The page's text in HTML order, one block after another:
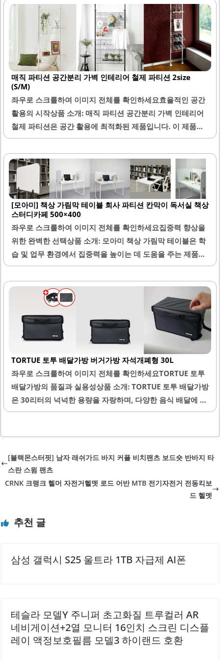
매직 파티션 공간분리 가벽 인테리어 철제 파티션 2size
(S/M)
좌우로 스크롤하여 이미지 전체를 확인하세요효율적인 공간
활용의 시작상품 소개: 매직 파티션 공간분리 가벽 인테리어
철제 파티션은 공간 활용에 최적화된 제품입니다. 이 제품은
S와 M 두 가지 사이즈로 제공되어 다양한 공간에 맞춰 설치
할 수 있습니다. 조립이 간편하여 누구나 쉽게 설치할 수 있으
며, 상세한 설명서가 제공되어 혼자서도 문제없이 조립할 수
있습니다.내구성이 뛰어난 철제로 제작되어 오랜 사용이 가
능합니다. 공간 분리 기능이 뛰어나며, 현관이나 드레스룸 등
다양한 장소에서 활용할 수 있습니다. 후크를 추가로 구매하
면 더욱 효율적으로 공간을 활용할 수 있습니다.깔끔한 마감
처리로 인테리어 효과를 높여주며, 다양한 물건을 정리하는
데 유용합니다. 특히, 자주 사용하는 물건을 손쉽게 걸어둘 수
있어 편리함을 제공합니다. 설치 후에는 공간이 깔끔하게..
[모아미] 책상 가림막 테이블 회사 파티션 칸막이 독서실 책상
스터디카페 500×400
좌우로 스크롤하여 이미지 전체를 확인하세요집중력 향상을
위한 완벽한 선택상품 소개: 모아미 책상 가림막 테이블은 학
습 및 업무 환경에서 집중력을 높이는 데 도움을 주는 제품입
니다. 이 제품은 500x400mm의 크기로, 다양한 책상 사이즈
에 적합하게 설계되었습니다. 깔끔한 화이트 느낌의 우드 판
디자인은 어떤 공간에도 잘 어울리며, 시각적으로 산만함을
줄여줍니다.설치가 간편하여 별도의 도구 없이도 쉽게 세울
수 있으며, 안정적인 고정으로 사용 중에도 흔들림이 없습니
다. 가림막은 주변의 시선을 차단하여 집중할 수 있는 환경을
조성합니다. 견고한 구조로 일상적인 사용에서 안정감을 제
공하며, 가격대비 뛰어난 가성비를 자랑합니다.학생, 사무직
종사자 등 다양한 사용자에게 적합하며, 깔끔한 디자인으로
공간을 효과적으로 분리할 수 있습니다. 또한, 설치가 간편하
여 이동이 용이하며, 추가적인 설치비나 부속품이..
TORTUE 토투 배달가방 버거가방 자석개폐형 30L
좌우로 스크롤하여 이미지 전체를 확인하세요TORTUE 토투
배달가방의 품질과 실용성상품 소개: TORTUE 토투 배달가방
은 30리터의 넉넉한 용량을 자랑하며, 다양한 음식 배달에 적
합한 제품입니다. 이 가방은 자석 개폐형으로 설계되어 있어
부는 견고하게 제작되어 보온력이 뛰어나며, 음식의 온도를
오랫동안 유지할 수 있습니다.설치가 간편하여 별도의 조립
없이 바로 사용할 수 있는 점이 큰 장점입니다. 또한, 다양한
바이크 모델에 적합하게 디자인되어 있어 호환성이 높습니
다. 가방의 마감이 깔끔하여 내구성이 뛰어나며, 오랜 사용에
재되어 있어, 안정적으로 음식을 담을 수 있습니다. 이 제품은
[블랙몬스터핏] 남자 래쉬가드 바지 커플 비치팬츠 보드숏 반바지 타
스란 스윔 팬츠
CRNK 크랭크 헬머 자전거헬멧 로드 어반 MTB 전기자전거 전동킥보
드 헬멧
추천 글
삼성 갤럭시 S25 울트라 1TB 자급제 AI폰
테슬라 모델Y 주니퍼 초고화질 트루컬러 AR
네비게이션+2열 모니터 16인치 스크린 디스플
레이 액정보호필름 모델3 하이랜드 호환